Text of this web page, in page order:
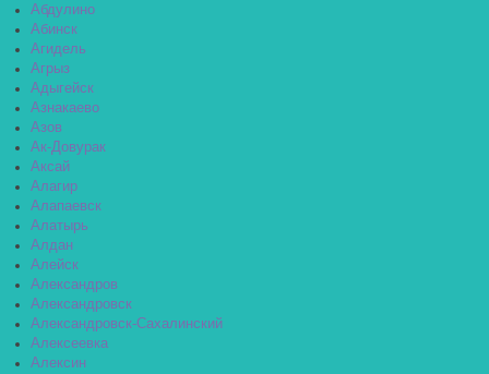
Абдулино
Абинск
Агидель
Агрыз
Адыгейск
Азнакаево
Азов
Ак-Довурак
Аксай
Алагир
Алапаевск
Алатырь
Алдан
Алейск
Александров
Александровск
Александровск-Сахалинский
Алексеевка
Алексин